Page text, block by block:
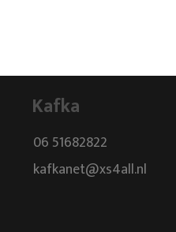
Kafka
06 51682822
kafkanet@xs4all.nl